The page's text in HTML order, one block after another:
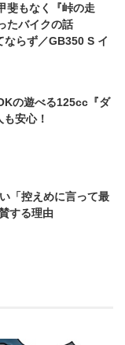
斐もなく『峠の走
たバイクの話
ならず／GB350 S イ
の遊べる125cc『ダ
安心！
「控えめに言って最
する理由